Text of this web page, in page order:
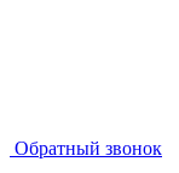
Обратный звонок